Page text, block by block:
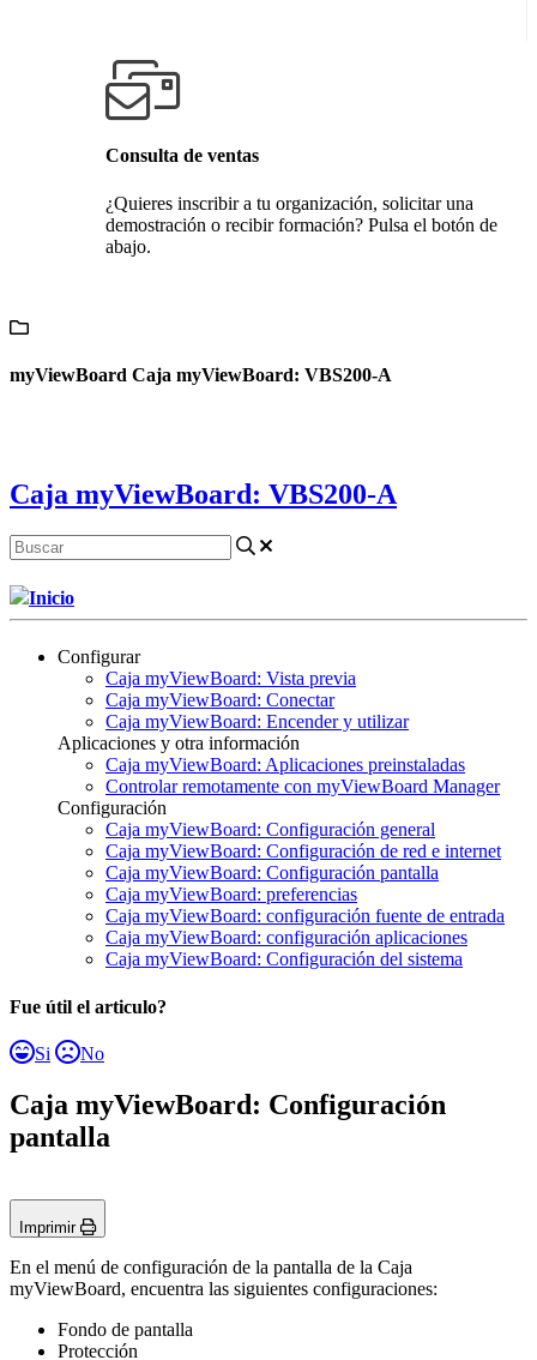
Consulta de ventas
¿Quieres inscribir a tu organización, solicitar una
demostración o recibir formación? Pulsa el botón de
abajo.
myViewBoard Caja myViewBoard: VBS200-A
Caja myViewBoard: VBS200-A
Inicio
Configurar
Caja myViewBoard: Vista previa
Caja myViewBoard: Conectar
Caja myViewBoard: Encender y utilizar
Aplicaciones y otra información
Caja myViewBoard: Aplicaciones preinstaladas
Controlar remotamente con myViewBoard Manager
Configuración
Caja myViewBoard: Configuración general
Caja myViewBoard: Configuración de red e internet
Caja myViewBoard: Configuración pantalla
Caja myViewBoard: preferencias
Caja myViewBoard: configuración fuente de entrada
Caja myViewBoard: configuración aplicaciones
Caja myViewBoard: Configuración del sistema
Fue útil el articulo?
Si No
Caja myViewBoard: Configuración
pantalla
Imprimir
En el menú de configuración de la pantalla de la Caja
myViewBoard, encuentra las siguientes configuraciones:
Fondo de pantalla
Protección